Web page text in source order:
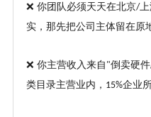
❌ 你团队必须天天在北京/
实，那先把公司主体留在原
❌ 你主营收入来自 "倒卖硬件
类目录主营业内， 15%企业